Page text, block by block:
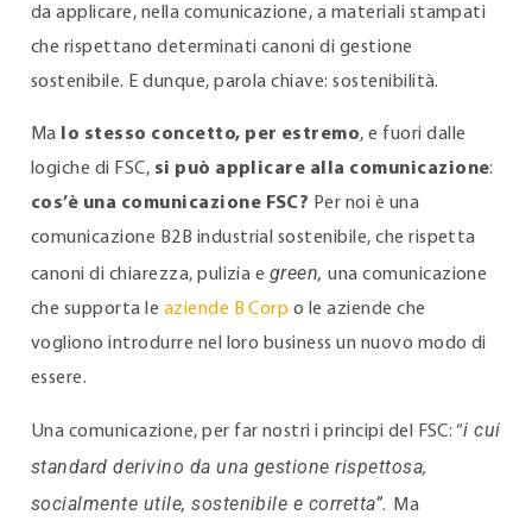
da applicare, nella comunicazione, a materiali stampati
che rispettano determinati canoni di gestione
sostenibile. E dunque, parola chiave: sostenibilità.
Ma lo stesso concetto, per estremo, e fuori dalle
logiche di FSC, si può applicare alla comunicazione:
cos’è una comunicazione FSC? Per noi è una
comunicazione B2B industrial sostenibile, che rispetta
canoni di chiarezza, pulizia e green,una comunicazione
che supporta le aziende B Corp o le aziende che
vogliono introdurre nel loro business un nuovo modo di
essere.
Una comunicazione, per far nostri i principi del FSC: “i cui
standard derivino da una gestione rispettosa,
socialmente utile, sostenibile e corretta”.
Ma